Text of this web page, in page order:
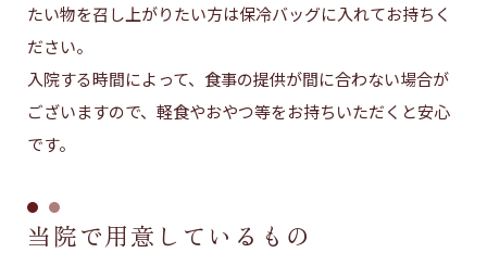
たい物を召し上がりたい方は保冷バッグに入れてお持ちく
ださい。
入院する時間によって、食事の提供が間に合わない場合が
ございますので、軽食やおやつ等をお持ちいただくと安心
です。
当院で用意しているもの